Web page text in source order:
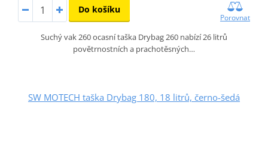
Do košíku
Porovnat
Suchý vak 260 ocasní taška Drybag 260 nabízí 26 litrů
povětrnostních a prachotěsných…
SW MOTECH taška Drybag 180, 18 litrů, černo-šedá